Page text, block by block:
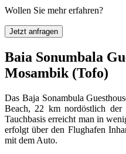
Wollen Sie mehr erfahren?
Jetzt anfragen
Baia Sonumbala
Mosambik (Tofo)
Das Baja Sonambula
Beach, 22 km nordöstlich der
Tauchbasis erreicht man in
erfolgt über den Flughafen
mit dem Auto.